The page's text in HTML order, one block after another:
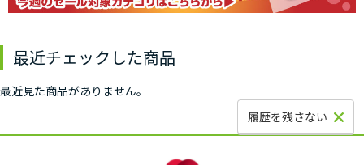
最近チェックした商品
最近見た商品がありません。
履歴を残さない